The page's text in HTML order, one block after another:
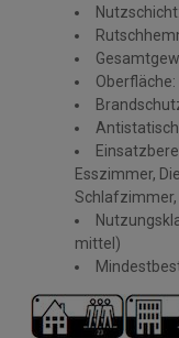
Esszimmer,
Schlafzimmer,
mittel)